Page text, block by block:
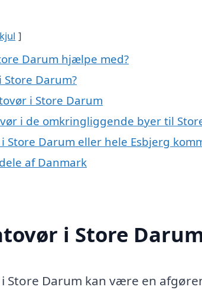
Darum hjælpe med?
Darum?
i Store Darum
i de omkringliggende byer til
Store Darum eller hele Esbjerg
af Danmark
i Store
Darum kan være en